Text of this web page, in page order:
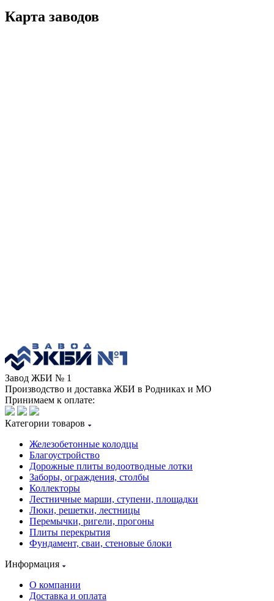
Карта заводов
Завод ЖБИ № 1
Производство и доставка ЖБИ в Родниках и МО
Принимаем к оплате:
Категории товаров
Железобетонные колодцы
Благоустройство
Дорожные плиты водоотводные лотки
Заборы, ограждения, столбы
Коллекторы
Лестничные марши, ступени, площадки
Люки, решетки, лестницы
Перемычки, ригели, прогоны
Плиты перекрытия
Фундамент, сваи, стеновые блоки
Информация
О компании
Доставка и оплата